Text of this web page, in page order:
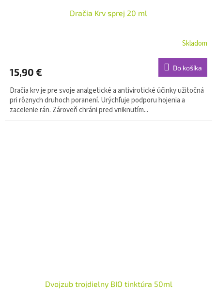
Dračia Krv sprej 20 ml
Skladom
15,90 € Do košíka
Dračia krv je pre svoje analgetické a antivirotické účinky užitočná
pri rôznych druhoch poranení. Urýchľuje podporu hojenia a
zacelenie rán. Zároveň chráni pred vniknutím...
Dvojzub trojdielny BIO tinktúra 50ml